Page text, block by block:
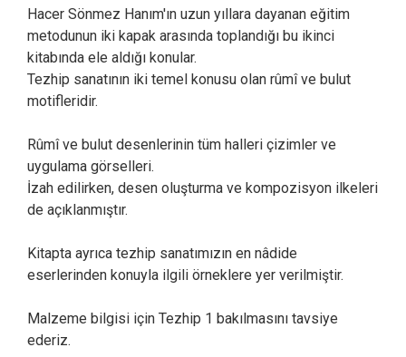
Hacer Sönmez Hanım'ın uzun yıllara dayanan eğitim
metodunun iki kapak arasında toplandığı bu ikinci
kitabında ele aldığı konular.
Tezhip sanatının iki temel konusu olan rûmî ve bulut
motifleridir.
Rûmî ve bulut desenlerinin tüm halleri çizimler ve
uygulama görselleri.
İzah edilirken, desen oluşturma ve kompozisyon ilkeleri
de açıklanmıştır.
Kitapta ayrıca tezhip sanatımızın en nâdide
eserlerinden konuyla ilgili örneklere yer verilmiştir.
Malzeme bilgisi için Tezhip 1 bakılmasını tavsiye
ederiz.